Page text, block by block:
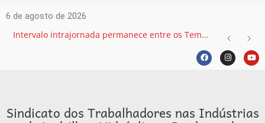
6 de agosto de 2026
Intervalo intrajornada permanece entre os Temas mais recorrentes na Justiça do Trabalho e exige atenção das empresas
Sindicato dos Trabalhadores nas Indústrias